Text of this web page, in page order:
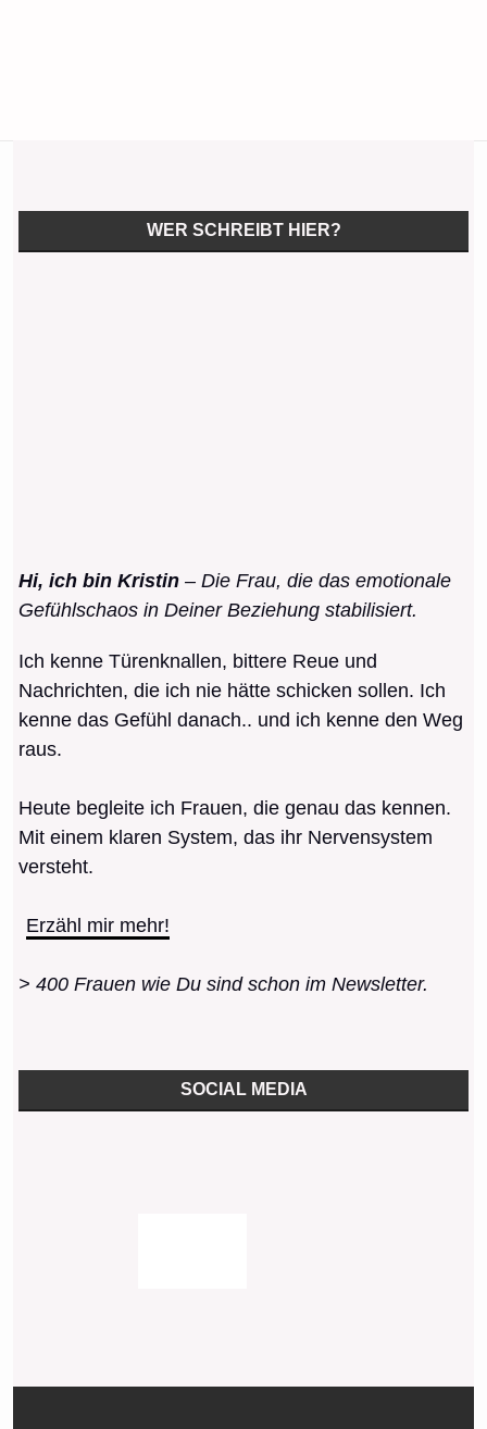
WER SCHREIBT HIER?
Hi, ich bin Kristin – Die Frau, die das emotionale
Gefühlschaos in Deiner Beziehung stabilisiert.
Ich kenne Türenknallen, bittere Reue und
Nachrichten, die ich nie hätte schicken sollen. Ich
kenne das Gefühl danach.. und ich kenne den Weg
raus.
Heute begleite ich Frauen, die genau das kennen.
Mit einem klaren System, das ihr Nervensystem
versteht.
Erzähl mir mehr!
> 400 Frauen wie Du sind schon im Newsletter.
SOCIAL MEDIA